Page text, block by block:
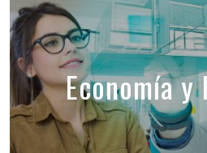
Economía y